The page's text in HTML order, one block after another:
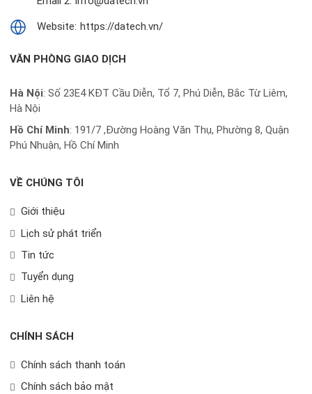
Website: https://datech.vn/
VĂN PHÒNG GIAO DỊCH
Hà Nội: Số 23E4 KĐT Cầu Diễn, Tổ 7, Phú Diễn, Bắc Từ Liêm,
Hà Nội
Hồ Chí Minh: 191/7 ,Đường Hoàng Văn Thụ, Phường 8, Quận
Phú Nhuận, Hồ Chí Minh
VỀ CHÚNG TÔI
Giới thiệu
Lịch sử phát triển
Tin tức
Tuyển dụng
Liên hệ
CHÍNH SÁCH
Chính sách thanh toán
Chính sách bảo mật